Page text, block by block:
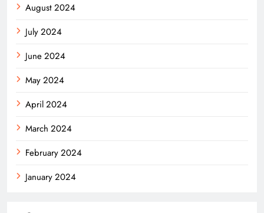
August 2024
July 2024
June 2024
May 2024
April 2024
March 2024
February 2024
January 2024